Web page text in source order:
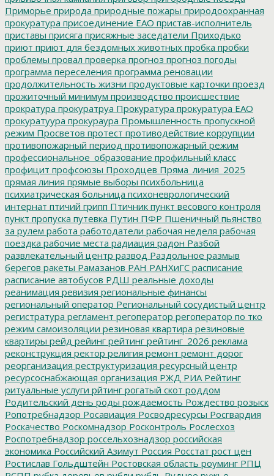
Приморье природа природные пожары природоохранная
прокуратура присоединение ЕАО пристав-исполнитель
приставы присяга присяжные заседатели Приходько
приют приют для бездомных животных пробка пробки
проблемы провал проверка прогноз прогноз погоды
программа переселения программа реновации
продолжительность жизни продуктовые карточки проезд
прожиточный минимум производство происшествие
прократура прокуратруа Прокуратура прокуратура ЕАО
прокуратуура прокураура Промышленность пропускной
режим Просветов протест противодействие коррупции
противопожарный период противопожарный режим
профессиональное_образование профильный класс
профицит профсоюзы Проходцев Пряма_линия_2025
прямая линия прямые выборы психбольница
психиатрическая больница психоневрологический
интернат птичий грипп Птичник пункт весового контроля
пункт пропуска путевка Путин ПФР Пшеничный пьянство
за рулем работа работодатели рабочая неделя рабочая
поездка рабочие места радиация радон Разбой
развлекательный центр развод Раздольное размыв
берегов ракеты Рамазанов РАН РАНХиГС расписание
расписание автобусов РДШ реальные доходы
реанимация ревизия региональные финансы
региональный оператор Региональный сосудистый центр
регистратура регламент регоператор регоператор по тко
режим самоизоляции резиновая квартира резиновые
квартиры рейд рейинг рейтинг рейтинг_2026 реклама
реконструкция ректор религия ремонт ремонт дорог
реорганизация реструктуризация ресурсный центр
ресурсоснабжающая организация РЖД РИА Рейтинг
ритуальные услуги рйтинг рогатый скот роддом
Родительский день роды рождаемость Рождество розыск
Ропотребнадзор Росавиация Росводресурсы Росгвардия
Роскачество Роскомнадзор Росконтроль Рослесхоз
Роспотребнадзор россельхознадзор российская
экономика Российский Азимут Россия Росстат рост цен
Ростислав Гольдштейн Ростовская область роуминг РПЦ